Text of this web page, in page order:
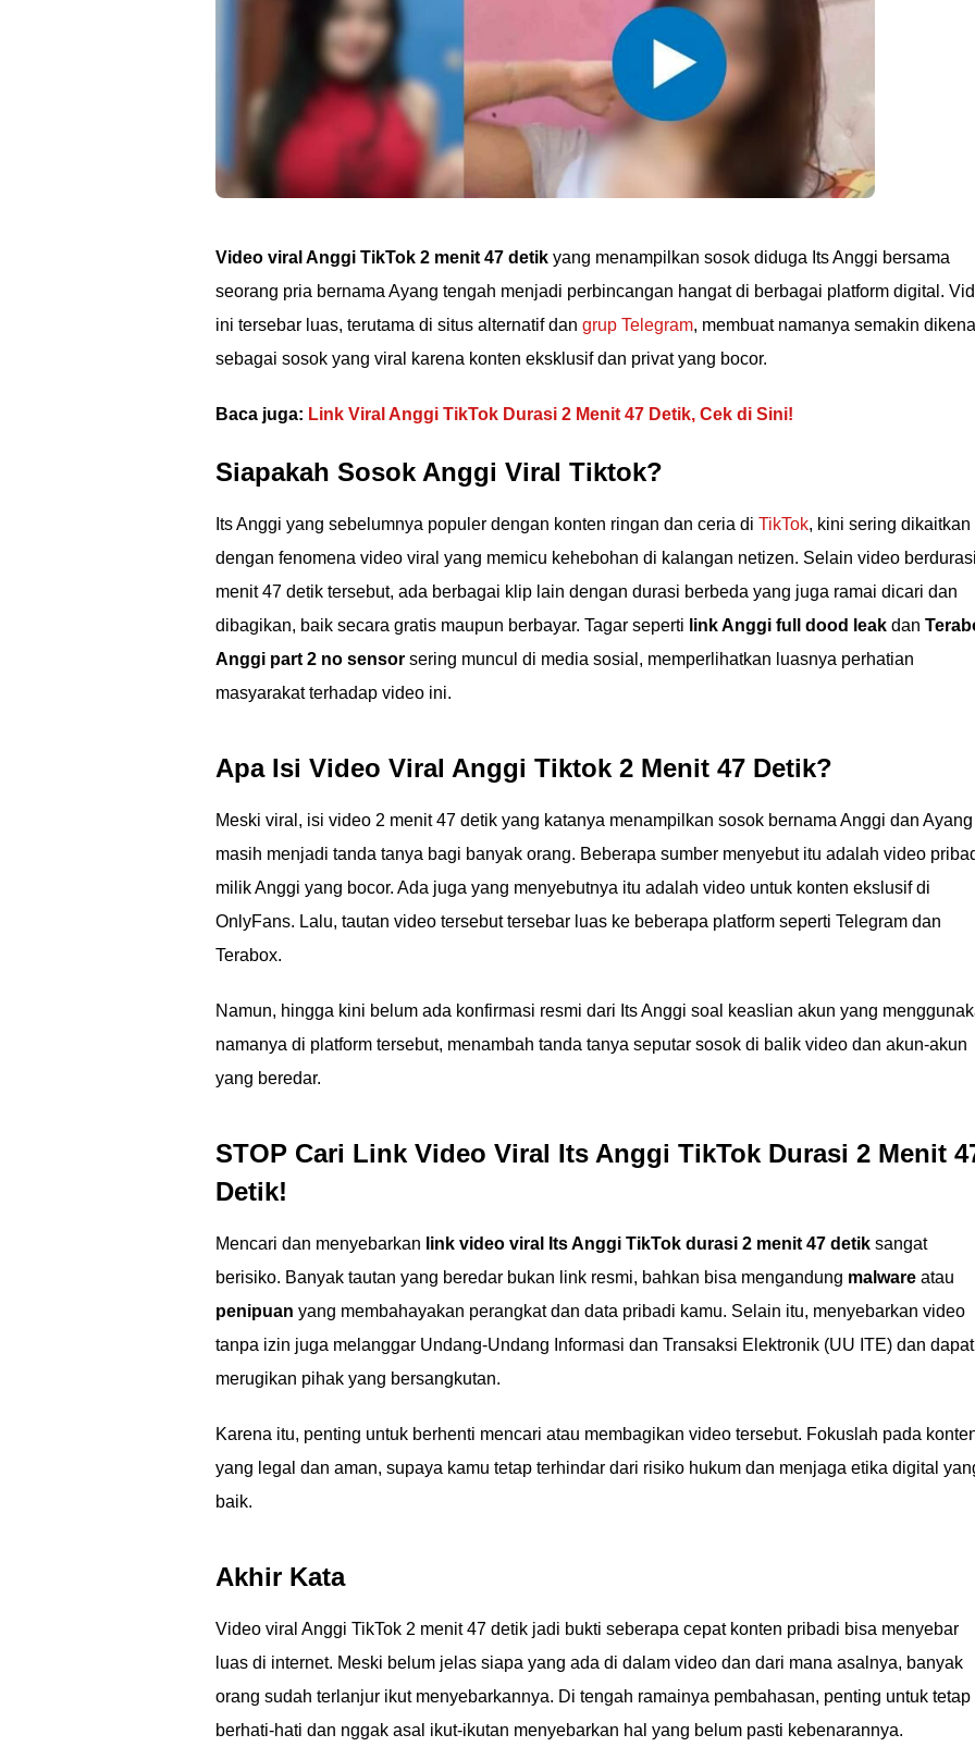
Video viral Anggi TikTok 2 menit 47 detik yang menampilkan sosok diduga Its Anggi bersama
seorang pria bernama Ayang tengah menjadi perbincangan hangat di berbagai platform digital.
ini tersebar luas, terutama di situs alternatif dan grup Telegram, membuat namanya semakin dikenal
sebagai sosok yang viral karena konten eksklusif dan privat yang bocor.
Baca juga: Link Viral Anggi TikTok Durasi 2 Menit 47 Detik, Cek di Sini!
Siapakah Sosok Anggi Viral Tiktok?
Its Anggi yang sebelumnya populer dengan konten ringan dan ceria di TikTok, kini sering dikaitkan
dengan fenomena video viral yang memicu kehebohan di kalangan netizen. Selain video
menit 47 detik tersebut, ada berbagai klip lain dengan durasi berbeda yang juga ramai dicari dan
dibagikan, baik secara gratis maupun berbayar. Tagar seperti link Anggi full dood leak dan
Anggi part 2 no sensor sering muncul di media sosial, memperlihatkan luasnya perhatian
masyarakat terhadap video ini.
Apa Isi Video Viral Anggi Tiktok 2 Menit 47 Detik?
Meski viral, isi video 2 menit 47 detik yang katanya menampilkan sosok bernama Anggi dan Ayang
masih menjadi tanda tanya bagi banyak orang. Beberapa sumber menyebut itu adalah video
milik Anggi yang bocor. Ada juga yang menyebutnya itu adalah video untuk konten ekslusif di
OnlyFans. Lalu, tautan video tersebut tersebar luas ke beberapa platform seperti Telegram dan
Terabox.
Namun, hingga kini belum ada konfirmasi resmi dari Its Anggi soal keaslian akun yang
namanya di platform tersebut, menambah tanda tanya seputar sosok di balik video dan akun-akun
yang beredar.
STOP Cari Link Video Viral Its Anggi TikTok Durasi 2 Menit
Detik!
Mencari dan menyebarkan link video viral Its Anggi TikTok durasi 2 menit 47 detik sangat
berisiko. Banyak tautan yang beredar bukan link resmi, bahkan bisa mengandung malware atau
penipuan yang membahayakan perangkat dan data pribadi kamu. Selain itu, menyebarkan video
tanpa izin juga melanggar Undang-Undang Informasi dan Transaksi Elektronik (UU ITE) dan dapat
merugikan pihak yang bersangkutan.
Karena itu, penting untuk berhenti mencari atau membagikan video tersebut. Fokuslah pada
yang legal dan aman, supaya kamu tetap terhindar dari risiko hukum dan menjaga etika digital
baik.
Akhir Kata
Video viral Anggi TikTok 2 menit 47 detik jadi bukti seberapa cepat konten pribadi bisa menyebar
luas di internet. Meski belum jelas siapa yang ada di dalam video dan dari mana asalnya, banyak
orang sudah terlanjur ikut menyebarkannya. Di tengah ramainya pembahasan, penting untuk tetap
berhati-hati dan nggak asal ikut-ikutan menyebarkan hal yang belum pasti kebenarannya.